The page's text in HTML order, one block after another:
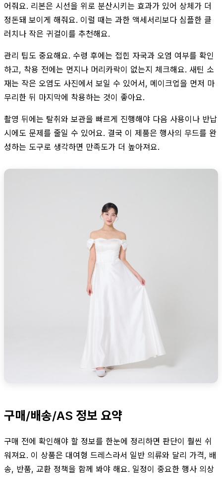
어줘요. 리본은 시선을 위로 분산시키는 효과가 있어 상체가 더
정돈돼 보이게 해줘요. 이럴 때는 과한 액세서리보다 심플한 클
러치나 작은 귀걸이를 추천해요.
관리 팁도 중요해요. 수령 후에는 접힌 자국과 오염 여부를 확인
하고, 착용 전에는 먼지나 머리카락이 없는지 체크해요. 새틴 소
재는 작은 오염도 사진에서 보일 수 있어서, 메이크업을 먼저 마
무리한 뒤 마지막에 착용하는 것이 좋아요.
촬영 뒤에는 탈취와 보관을 빠르게 진행해야 다음 사용이나 반납
시에도 문제를 줄일 수 있어요. 결국 이 제품은 행사의 무드를 완
성하는 도구로 생각하면 만족도가 더 높아져요.
구매/배송/AS 정보 요약
구매 전에 확인해야 할 정보를 한눈에 정리하면 판단이 훨씬 쉬
워져요. 이 상품은 대여형 드레스라서 일반 의류와 달리 가격, 배
송, 반품, 교환 정책을 함께 봐야 해요. 일정이 중요한 행사 의상